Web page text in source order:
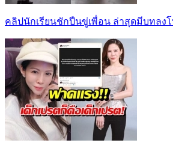
คลิปนักเรียนชักปืนขู่เพื่อน ล่าสุดมีบทลง